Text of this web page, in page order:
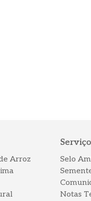
Arroz
Selo
Notas